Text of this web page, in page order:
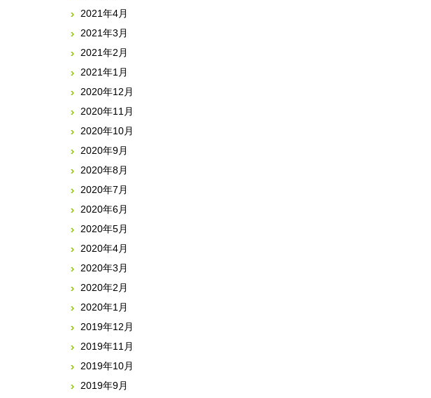
2021年4月
2021年3月
2021年2月
2021年1月
2020年12月
2020年11月
2020年10月
2020年9月
2020年8月
2020年7月
2020年6月
2020年5月
2020年4月
2020年3月
2020年2月
2020年1月
2019年12月
2019年11月
2019年10月
2019年9月